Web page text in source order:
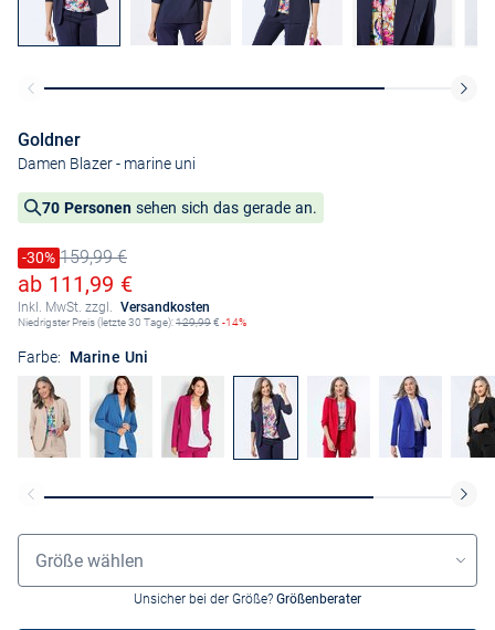
Goldner
Damen Blazer- marine uni
70 Personen sehen sich das gerade an.
Preis reduziert um
-30%
Alter Preis159,99 €
Ermäßigter Preis
ab 111,99 €
Inkl. MwSt. zzgl. Versandkosten
Niedrigster Preis (letzte 30 Tage):129,99€ -14%
Farbe: Marine Uni
Größenauswahl
Größe wählen
Unsicher bei der Größe? Größenberater